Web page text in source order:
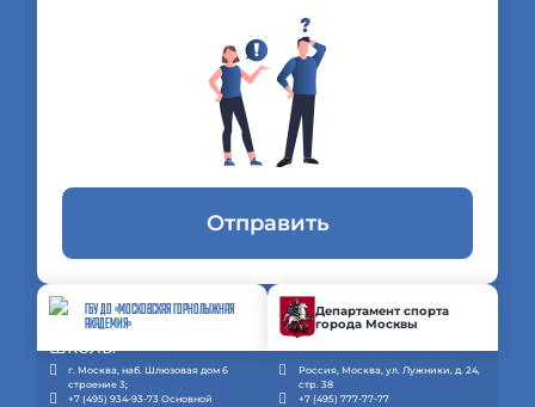
Отправить
ГБУ ДО «МОСКОВСКАЯ ГОРНОЛЫЖНАЯ
АКАДЕМИЯ»
г. Москва, наб. Шлюзовая дом 6
строение 3;
+7 (495) 934-93-73 Основной
Департамент спорта
города Москвы
Россия, Москва, ул. Лужники, д. 24,
стр. 38
+7 (495) 777-77-77